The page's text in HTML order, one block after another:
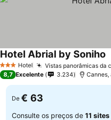
3 EstrelasHotel Vistas panorâmicas da
Hotel Abrial by Soniho
8,7 Excelente 3.234 Cannes,
De € 63
Consulte os preços de 11 sites